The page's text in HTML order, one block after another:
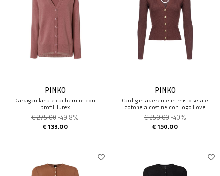
PINKO
Cardigan lana e cachemire con
profili lurex
€ 275.00 -49.8%
€ 138.00
PINKO
Cardigan aderente in misto seta e
cotone a costine con logo Love
Birds trasparente di PINKO
€ 250.00 -40%
€ 150.00